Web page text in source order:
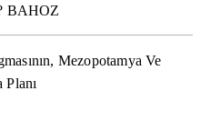
BAHOZ
Mezopotamya Ve